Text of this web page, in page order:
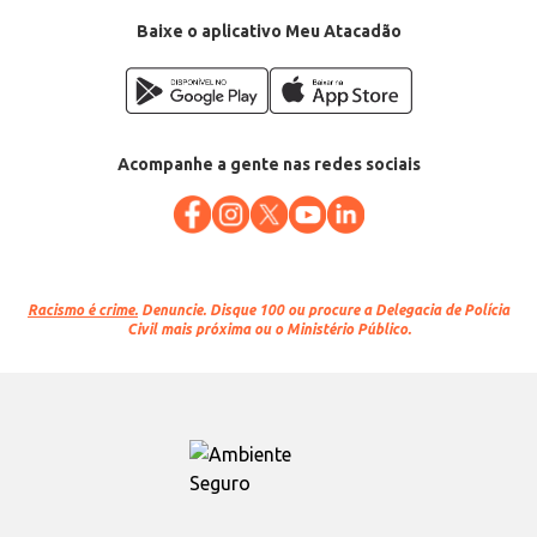
Baixe o aplicativo Meu Atacadão
Acompanhe a gente nas redes sociais
Racismo é crime. Denuncie. Disque 100 ou procure a Delegacia de Polícia
Civil mais próxima ou o Ministério Público.